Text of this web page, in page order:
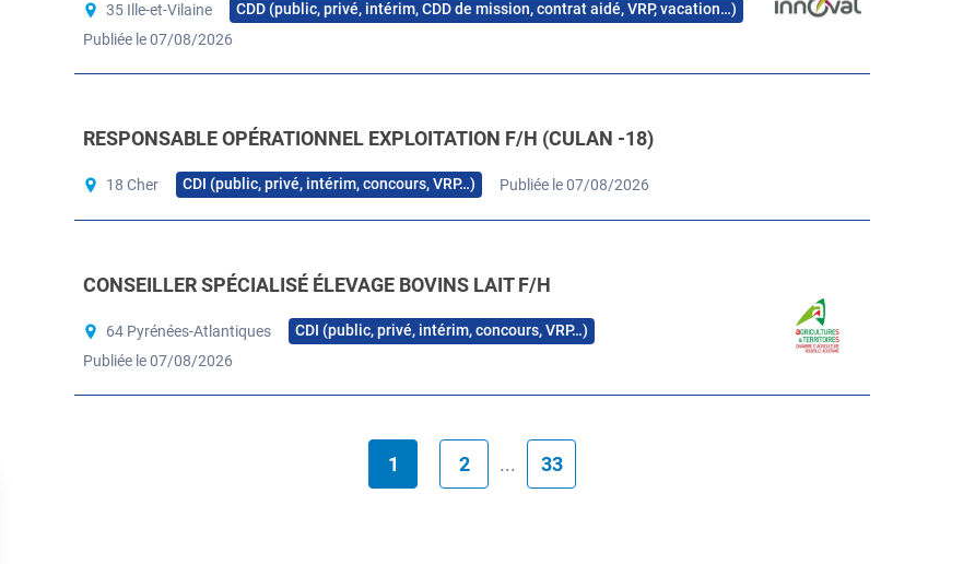
35 Ille-et-Vilaine
CDD (public, privé, intérim, CDD de mission, contrat aidé, VRP, vacation…)
Publiée le 07/08/2026
RESPONSABLE OPÉRATIONNEL EXPLOITATION F/H (CULAN -18)
18 Cher CDI (public, privé, intérim, concours, VRP…) Publiée le 07/08/2026
CONSEILLER SPÉCIALISÉ ÉLEVAGE BOVINS LAIT F/H
64 Pyrénées-Atlantiques
CDI (public, privé, intérim, concours, VRP…)
Publiée le 07/08/2026
1 2 ... 33